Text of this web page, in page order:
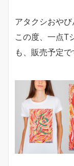
アタクシおやび
この度、一点
も、販売予定で